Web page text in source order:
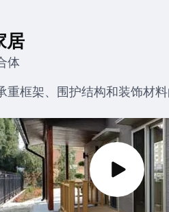
居
体
重框架、围护结构和装饰材